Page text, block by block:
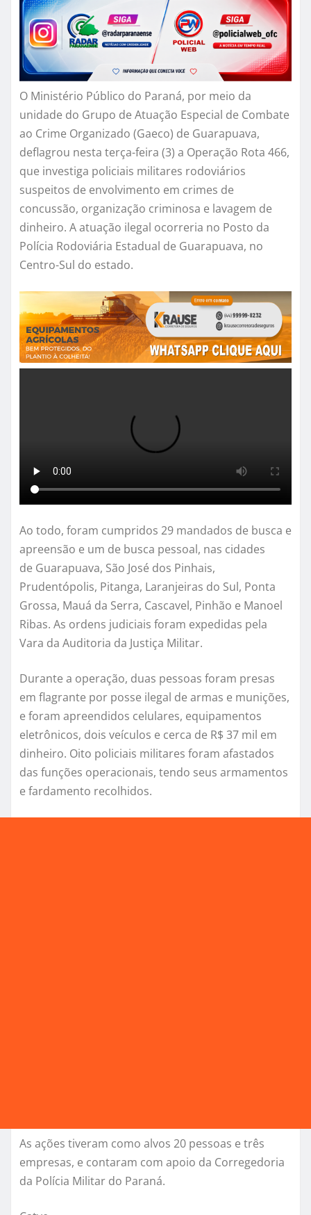
O Ministério Público do Paraná, por meio da
unidade do Grupo de Atuação Especial de Combate
ao Crime Organizado (Gaeco) de Guarapuava,
deflagrou nesta terça-feira (3) a Operação Rota 466,
que investiga policiais militares rodoviários
suspeitos de envolvimento em crimes de
concussão, organização criminosa e lavagem de
dinheiro. A atuação ilegal ocorreria no Posto da
Polícia Rodoviária Estadual de Guarapuava, no
Centro-Sul do estado.
Ao todo, foram cumpridos 29 mandados de busca e
apreensão e um de busca pessoal, nas cidades
de Guarapuava, São José dos Pinhais,
Prudentópolis, Pitanga, Laranjeiras do Sul, Ponta
Grossa, Mauá da Serra, Cascavel, Pinhão e Manoel
Ribas. As ordens judiciais foram expedidas pela
Vara da Auditoria da Justiça Militar.
Durante a operação, duas pessoas foram presas
em flagrante por posse ilegal de armas e munições,
e foram apreendidos celulares, equipamentos
eletrônicos, dois veículos e cerca de R$ 37 mil em
dinheiro. Oito policiais militares foram afastados
das funções operacionais, tendo seus armamentos
e fardamento recolhidos.
As ações tiveram como alvos 20 pessoas e três
empresas, e contaram com apoio da Corregedoria
da Polícia Militar do Paraná.